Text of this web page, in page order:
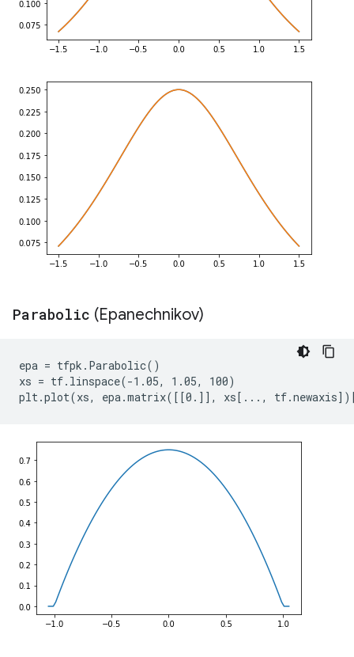
Parabolic (Epanechnikov)
epa = tfpk.Parabolic()
xs = tf.linspace(-1.05, 1.05, 100)